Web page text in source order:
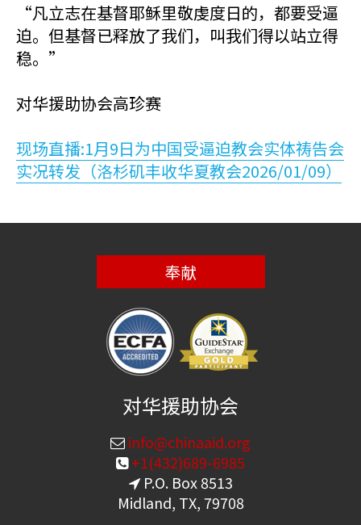
“凡立志在基督耶稣里敬虔度日的，都要受逼
迫。但基督已释放了我们，叫我们得以站立得
稳。”
对华援助协会高珍赛
现场直播:1月9日为中国受逼迫教会实体祷告会
实况转发（洛杉矶丰收华夏教会2026/01/09）
奉献
对华援助协会
info@chinaaid.org
+1(432)689-6985
P.O. Box 8513
Midland, TX, 79708